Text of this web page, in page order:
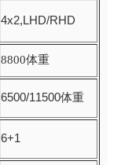
4x2,LHD/RHD
8800体重
6500/11500体重
6+1